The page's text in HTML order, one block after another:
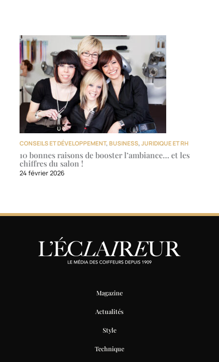
CONSEILS ET DÉVELOPPEMENT, BUSINESS,JURIDIQUE ET RH
10 bonnes raisons de booster l’ambiance… et les
chiffres du salon !
24 février 2026
Magazine
Actualités
Style
Technique